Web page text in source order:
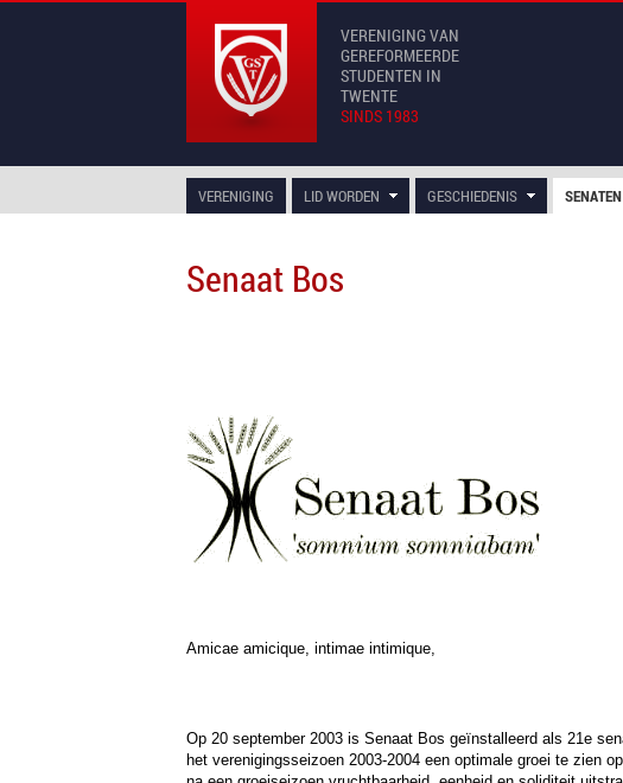
VERENIGING VAN
GEREFORMEERDE
STUDENTEN IN
TWENTE
SINDS 1983
VERENIGING LID WORDEN GESCHIEDENIS SENATEN
Senaat Bos
Amicae amicique, intimae intimique,
Op 20 september 2003 is Senaat Bos geïnstalleerd als 21e
het verenigingsseizoen 2003-2004 een optimale groei te zien